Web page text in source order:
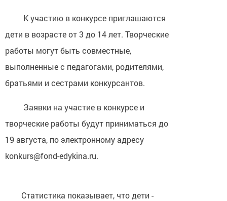
К участию в конкурсе приглашаются
дети в возрасте от 3 до 14 лет. Творческие
работы могут быть совместные,
выполненные с педагогами, родителями,
братьями и сестрами конкурсантов.
Заявки на участие в конкурсе и
творческие работы будут приниматься до
19 августа, по электронному адресу
konkurs@fond-edykina.ru.
Статистика показывает, что дети -